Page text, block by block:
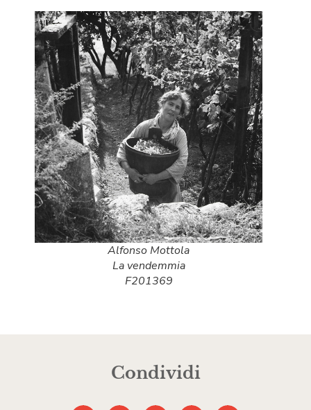
Alfonso Mottola
La vendemmia
F201369
Condividi